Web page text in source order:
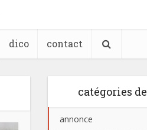
dico contact
catégories
annonce